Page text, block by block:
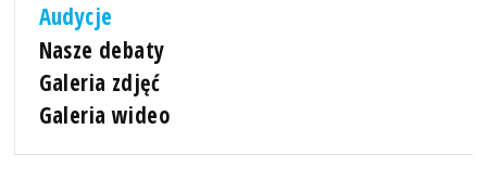
Audycje
Nasze debaty
Galeria zdjęć
Galeria wideo